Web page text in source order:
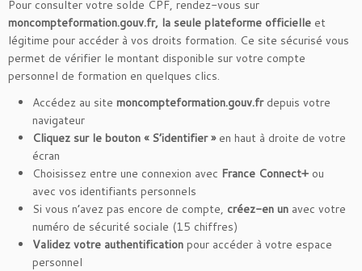
Pour consulter votre solde CPF, rendez-vous sur
moncompteformation.gouv.fr, la seule plateforme officielle et
légitime pour accéder à vos droits formation. Ce site sécurisé vous
permet de vérifier le montant disponible sur votre compte
personnel de formation en quelques clics.
Accédez au site moncompteformation.gouv.frdepuis votre
navigateur
Cliquez sur le bouton « S’identifier »en haut à droite de votre
écran
Choisissez entre une connexion avec France Connect+ ou
avec vos identifiants personnels
Si vous n’avez pas encore de compte, créez-en un avec votre
numéro de sécurité sociale (15 chiffres)
Validez votre authentification pour accéder à votre espace
personnel